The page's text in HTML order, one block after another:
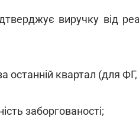
виручку від
останній квартал (для
заборгованості;